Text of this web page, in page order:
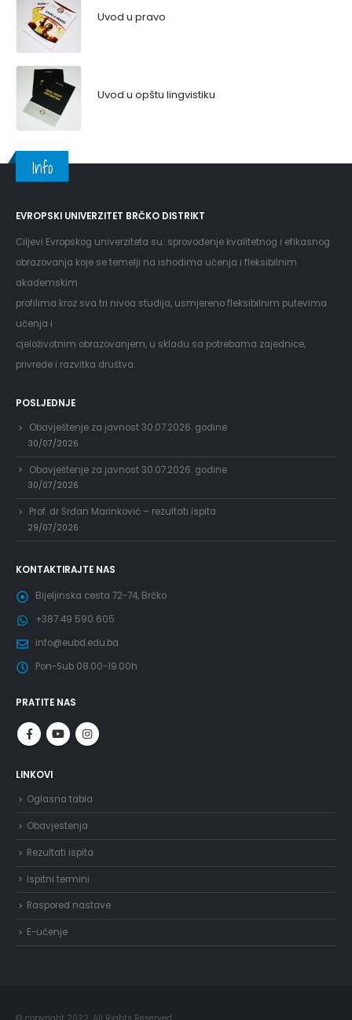
Uvod u pravo
Uvod u opštu lingvistiku
Info
EVROPSKI UNIVERZITET BRČKO DISTRIKT
Ciljevi Evropskog univerziteta su: sprovođenje kvalitetnog i efikasnog
obrazovanja koje se temelji na ishodima učenja i fleksibilnim
akademskim
profilima kroz sva tri nivoa studija, usmjereno fleksibilnim putevima
učenja i
cjeloživotnim obrazovanjem, u skladu sa potrebama zajednice,
privrede i razvitka društva.
POSLJEDNJE
Obavještenje za javnost 30.07.2026. godine
30/07/2026
Obavještenje za javnost 30.07.2026. godine
30/07/2026
Prof. dr Srđan Marinković – rezultati ispita
29/07/2026
KONTAKTIRAJTE NAS
Bijeljinska cesta 72-74, Brčko
+387 49 590 605
info@eubd.edu.ba
Pon-Sub 08.00-19.00h
PRATITE NAS
LINKOVI
Oglasna tabla
Obavjestenja
Rezultati ispita
Ispitni termini
Raspored nastave
E-učenje